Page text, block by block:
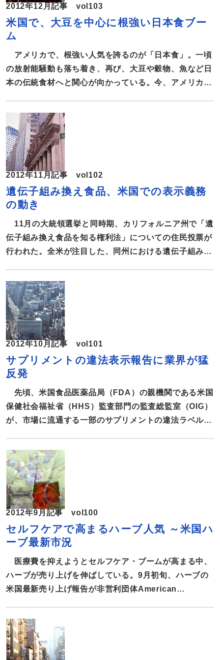
2012年12月記事 vol103
米国で、大豆を中心に根強い日本食ブー
ム
アメリカで、根強い人気を誇るのが「日本食」。一頃
の放射能騒動も落ち着き、再び、大豆や穀物、魚など日
本の伝統食材へと関心が向かっている。今、アメリカ人
チェック 食生活と健康とは密接に関係しているのか？
こうした問いに、Natural Marketing Instituteの
「2012年 Health and Wellness Trends Database」
では、アメリカ人の86％が「食」と「健康」とは密接に
関係していると答えている。 疾病対策については、
75％が適切な栄養素の摂取で病気のさまざまな症状を改
善できると考えているという。 また、United Soybean
Boardの「2011 Consumer Attitudes about
Nutrition」によると、アメリカ人の87
2012年11月記事 vol102
遺伝子組み換え食品、米国での表示義務
の動き
11月の大統領選挙と同時期、カリフォルニア州で「遺
伝子組み換え食品を知る権利法」についての住民投票が
行われた。全米が注目した、同州における遺伝子組み換
53％ 食料品製造業者協会（GMA）によると、GMOを含
む食料品が米国のスーパーマーケットに並ぶようになっ
たのは1994年からで、現在、加工食品の75％がGMOを
含むものと推定されている。 先頃、遺伝子組み換え作
物・食品（GMO）の表示を義務化するカリフォルニア
州法案「遺伝子組み換え食品を知る権利法」の賛否を問
う住民投票が行われた。 結果は、賛成47％、反対53％
で否決。カリフォルニア州で長らく、食品メーカーや農
家を巻き込んだ大論争に一つの終止符が打たれた。 法
案通れば「ナチュラル」表記も一切禁止 この全米が注
2012年10月記事 vol101
サプリメントの違法表示報告に業界が猛
反発
先頃、米国食品医薬品局（FDA）の親機関である米国
保健社会福祉省（HHS）監査部門の監査総監室（OIG）
が、市場に流通する一部のサプリメントの違法ラベル表
反論とは。 調査対象品目の20％が違法表示 米国では、
成人の約80％がサプリメントを利用し、市場規模は200
億ドルといわれている。なかでもダイエットおよび免疫
関連の商品はマーケットでの伸張が著しい。 先頃、米
国保健社会福祉省（HHS）監査部門の監査総監室
（OIG）がそれらを調査し、報告書『栄養補助食品～連
邦規制に適合しない構造機能表示』を発表した。 調査
は、ダイエットおよび免疫関連のサプリメント127品目
に対して実施。内訳はダイエットが60点、免疫関連が
67点、それぞれ小売店やオンラインショップで購入し
2012年9月記事 vol100
セルフケアで高まるハーブ人気 ～米国ハ
ーブ最新市況
医療費を抑えようとセルフケア・ブームが高まる中、
ハーブが売り上げを伸ばしている。9月初旬、ハーブの
米国最新売り上げ報告が非営利団体American
新市況を報告する。 2011年のハーブ売り上げ、前年比
4.5％アップ HerbalGramの最新報告によると、米国で
の2011年のハーブ売り上げは前年比4.5%増の52億7800